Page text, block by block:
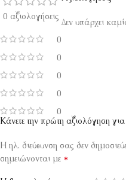
0 αξιολογήσεις
0
0
0
0
0
Δεν υπάρχει
Κάνετε την πρώτη αξιολόγηση
Η ηλ. διεύθυνση σας δεν
σημειώνονται με *